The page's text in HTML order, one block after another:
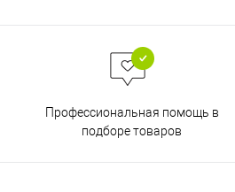
Профессиональная помощь в
подборе товаров